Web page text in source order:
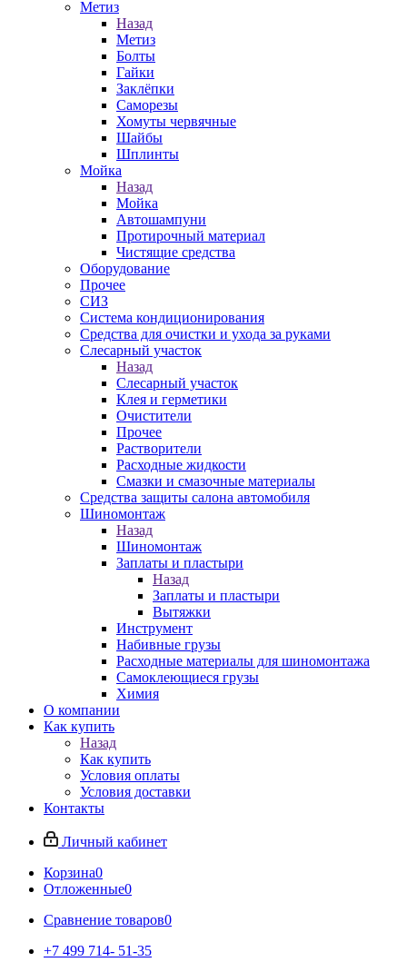
Метиз
Назад
Метиз
Болты
Гайки
Заклёпки
Саморезы
Хомуты червячные
Шайбы
Шплинты
Мойка
Назад
Мойка
Автошампуни
Протирочный материал
Чистящие средства
Оборудование
Прочее
СИЗ
Система кондиционирования
Средства для очистки и ухода за руками
Слесарный участок
Назад
Слесарный участок
Клея и герметики
Очистители
Прочее
Растворители
Расходные жидкости
Смазки и смазочные материалы
Средства защиты салона автомобиля
Шиномонтаж
Назад
Шиномонтаж
Заплаты и пластыри
Назад
Заплаты и пластыри
Вытяжки
Инструмент
Набивные грузы
Расходные материалы для шиномонтажа
Самоклеющиеся грузы
Химия
О компании
Как купить
Назад
Как купить
Условия оплаты
Условия доставки
Контакты
Личный кабинет
Корзина0
Отложенные0
Сравнение товаров0
+7 499 714- 51-35